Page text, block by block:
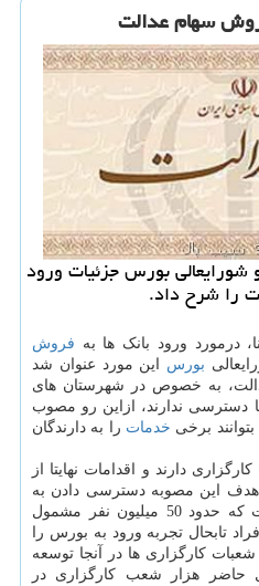
سهام عدالت
بورس جزئیات ورود
را شرح داد.
درمورد ورود بانک ها به فروش
بورس این مورد عنوان شد
به خصوص در شهرستان های
دسترسی ندارند، ازاین رو مصوب
برخی خدمات را به دارندگان
دارند و اقدامات نهایتا از
هدف این مصوبه دسترسی دادن به
همه مردم بود. باید توجه داشت که حدود 50 میلیون نفر مشمول
تابحال تجربه ورود به بورس را
کارگزاری ها در آنجا توسعه
حاضر هزار شعب کارگزاری در